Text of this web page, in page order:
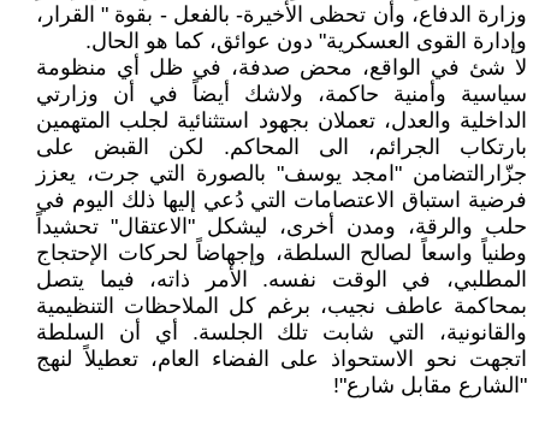
وزارة الدفاع، وأن تحظى الأخيرة- بالفعل - بقوة " القرار،
وإدارة القوى العسكرية" دون عوائق، كما هو الحال.
لا شئ في الواقع، محض صدفة، في ظل أي منظومة
سياسية وأمنية حاكمة، ولاشك أيضاً في أن وزارتي
الداخلية والعدل، تعملان بجهود استثنائية لجلب المتهمين
بارتكاب الجرائم، الى المحاكم. لكن القبض على
جزّارالتضامن "امجد يوسف" بالصورة التي جرت، يعزز
فرضية استباق الاعتصامات التي دُعي إليها ذلك اليوم في
حلب والرقة، ومدن أخرى، ليشكل "الاعتقال" تحشيداً
وطنياً واسعاً لصالح السلطة، وإجهاضاً لحركات الإحتجاج
المطلبي، في الوقت نفسه. الأمر ذاته، فيما يتصل
بمحاكمة عاطف نجيب، برغم كل الملاحظات التنظيمية
والقانونية، التي شابت تلك الجلسة. أي أن السلطة
اتجهت نحو الاستحواذ على الفضاء العام، تعطيلاً لنهج
"الشارع مقابل شارع"!